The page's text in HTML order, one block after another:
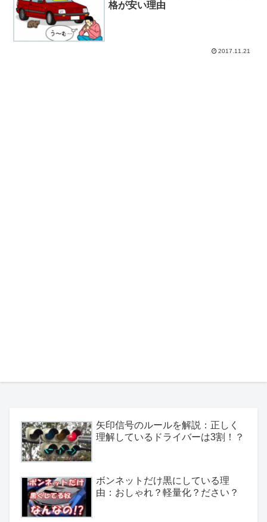
格が安い理由
2017.11.21
矢印信号のルールを解説：正しく
理解しているドライバーは3割！？
ボンネットだけ黒にしている理
由：おしゃれ？軽量化？ださい？